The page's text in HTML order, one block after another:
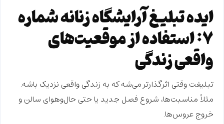
ایده تبلیغ آرایشگاه زنانه شماره
۷: استفاده از موقعیت‌های
واقعی زندگی
تبلیغت وقتی اثرگذارتر می‌شه که به زندگی واقعی نزدیک باشه.
مثلاً مناسبت‌ها، شروع فصل جدید یا حتی حال‌وهوای سالن و
خروج عروس‌ها.